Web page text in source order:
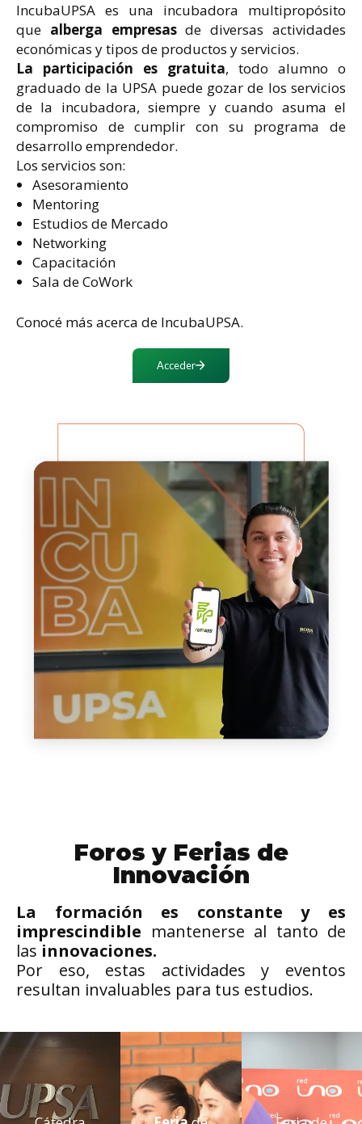
IncubaUPSA es una incubadora multipropósito
que alberga empresasde diversas actividades
económicas y tipos de productos y servicios.
La participación es gratuita, todo alumno o
graduado de la UPSA puede gozar de los servicios
de la incubadora, siempre y cuando asuma el
compromiso de cumplir con su programa de
desarrollo emprendedor.
Los servicios son:
Asesoramiento
Mentoring
Estudios de Mercado
Networking
Capacitación
Sala de CoWork
Conocé más acerca de IncubaUPSA.
Acceder
Foros y Ferias de
Innovación
La formación es constante y es
imprescindible mantenerse al tanto de
las innovaciones.
Por eso, estas actividades y eventos
resultan invaluables para tus estudios.